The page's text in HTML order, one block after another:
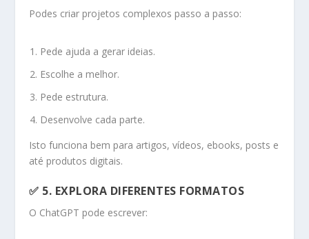
Podes criar projetos complexos passo a passo:
Pede ajuda a gerar ideias.
Escolhe a melhor.
Pede estrutura.
Desenvolve cada parte.
Isto funciona bem para artigos, vídeos, ebooks, posts e
até produtos digitais.
✅ 5. EXPLORA DIFERENTES FORMATOS
O ChatGPT pode escrever: